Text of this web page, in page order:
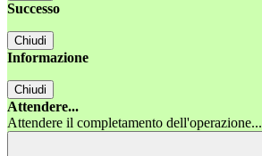
Successo
Chiudi
Informazione
Chiudi
Attendere...
Attendere il completamento dell'operazione...